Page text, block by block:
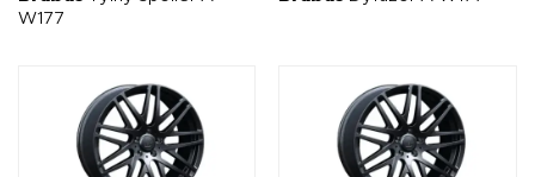
zmiany wyglądu auta.
W177